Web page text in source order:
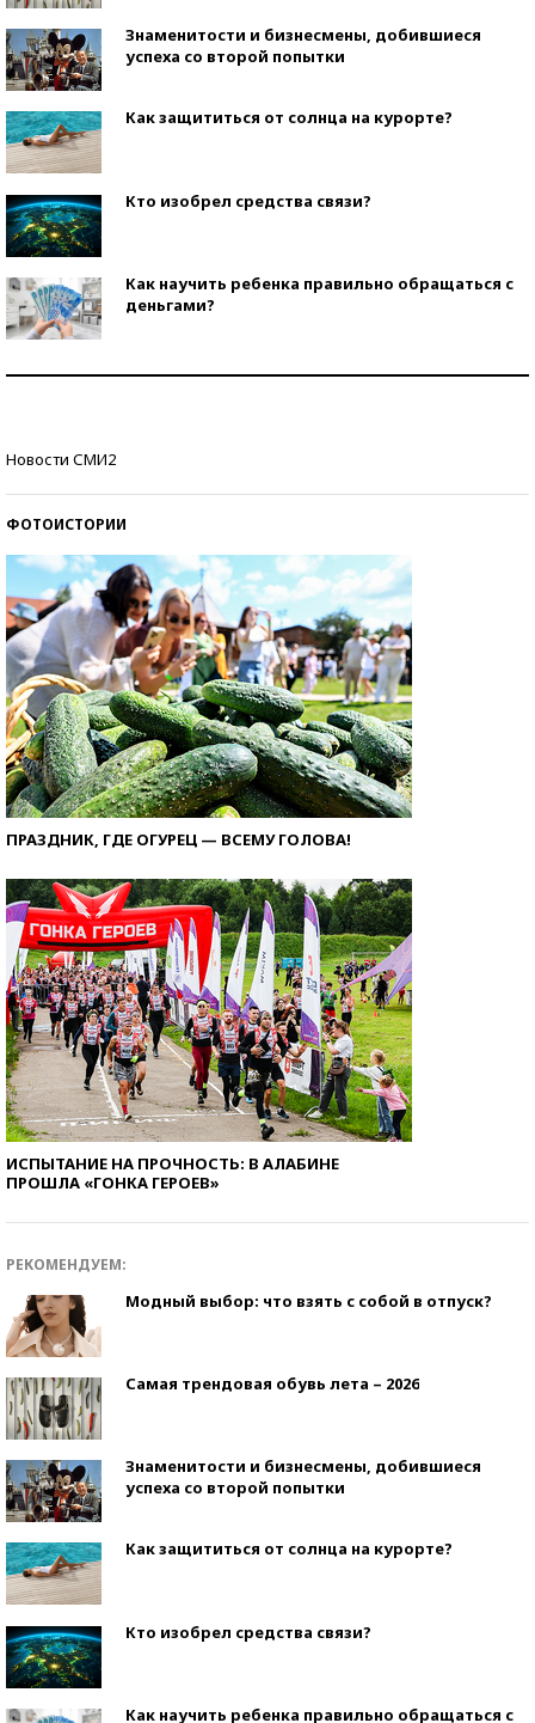
Знаменитости и бизнесмены, добившиеся
успеха со второй попытки
Как защититься от солнца на курорте?
Кто изобрел средства связи?
Как научить ребенка правильно обращаться с
деньгами?
Новости СМИ2
ФОТОИСТОРИИ
ПРАЗДНИК, ГДЕ ОГУРЕЦ — ВСЕМУ ГОЛОВА!
ИСПЫТАНИЕ НА ПРОЧНОСТЬ: В АЛАБИНЕ
ПРОШЛА «ГОНКА ГЕРОЕВ»
РЕКОМЕНДУЕМ:
Модный выбор: что взять с собой в отпуск?
Самая трендовая обувь лета – 2026
Знаменитости и бизнесмены, добившиеся
успеха со второй попытки
Как защититься от солнца на курорте?
Кто изобрел средства связи?
Как научить ребенка правильно обращаться с